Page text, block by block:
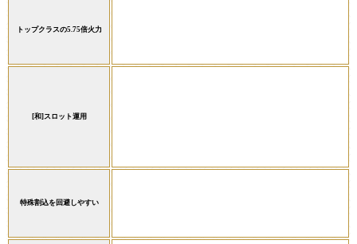
トップクラスの5.75倍火力
[和]スロット運用
特殊割込を回避しやすい